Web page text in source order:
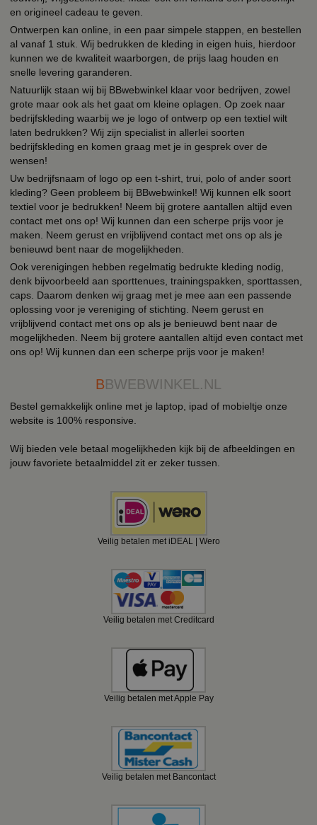
en origineel cadeau te geven.
Ontwerpen kan online, in een paar simpele stappen, en bestellen
al vanaf 1 stuk. Wij bedrukken de kleding in eigen huis, hierdoor
kunnen we de kwaliteit waarborgen, de prijs laag houden en
snelle levering garanderen.
Natuurlijk staan wij bij BBwebwinkel klaar voor bedrijven, zowel
grote maar ook als het gaat om kleine oplagen. Op zoek naar
bedrijfskleding waarbij we je logo of ontwerp op een textiel wilt
laten bedrukken? Wij zijn specialist in allerlei soorten
bedrijfskleding en komen graag met je in gesprek over de
wensen!
Uw bedrijfsnaam of logo op een t-shirt, trui, polo of ander soort
kleding? Geen probleem bij BBwebwinkel! Wij kunnen elk soort
textiel voor je bedrukken! Neem bij grotere aantallen altijd even
contact met ons op! Wij kunnen dan een scherpe prijs voor je
maken. Neem gerust en vrijblijvend contact met ons op als je
benieuwd bent naar de mogelijkheden.
Ook verenigingen hebben regelmatig bedrukte kleding nodig,
denk bijvoorbeeld aan sporttenues, trainingspakken, sporttassen,
caps. Daarom denken wij graag met je mee aan een passende
oplossing voor je vereniging of stichting. Neem gerust en
vrijblijvend contact met ons op als je benieuwd bent naar de
mogelijkheden. Neem bij grotere aantallen altijd even contact met
ons op! Wij kunnen dan een scherpe prijs voor je maken!
BBWEBWINKEL.NL
Bestel gemakkelijk online met je laptop, ipad of mobieltje onze
website is 100% responsive.
Wij bieden vele betaal mogelijkheden kijk bij de afbeeldingen en
jouw favoriete betaalmiddel zit er zeker tussen.
Veilig betalen met iDEAL | Wero
Veilig betalen met Creditcard
Veilig betalen met Apple Pay
Veilig betalen met Bancontact